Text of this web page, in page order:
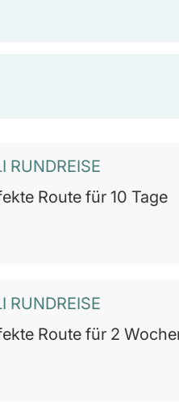
RUNDREISE
Route für 10 Tage
RUNDREISE
Route für 2